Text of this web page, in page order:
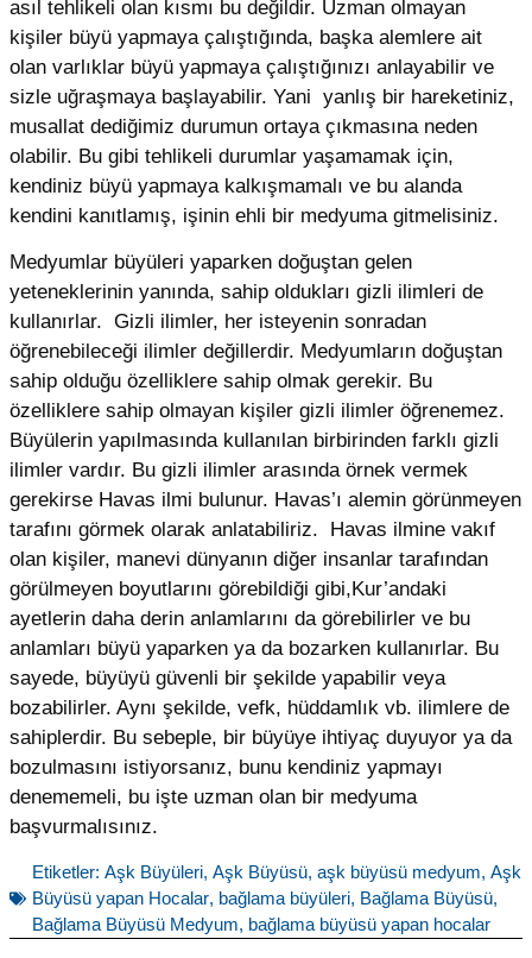
asıl tehlikeli olan kısmı bu değildir. Uzman olmayan
kişiler büyü yapmaya çalıştığında, başka alemlere ait
olan varlıklar büyü yapmaya çalıştığınızı anlayabilir ve
sizle uğraşmaya başlayabilir. Yani yanlış bir hareketiniz,
musallat dediğimiz durumun ortaya çıkmasına neden
olabilir. Bu gibi tehlikeli durumlar yaşamamak için,
kendiniz büyü yapmaya kalkışmamalı ve bu alanda
kendini kanıtlamış, işinin ehli bir medyuma gitmelisiniz.
Medyumlar büyüleri yaparken doğuştan gelen
yeteneklerinin yanında, sahip oldukları gizli ilimleri de
kullanırlar. Gizli ilimler, her isteyenin sonradan
öğrenebileceği ilimler değillerdir. Medyumların doğuştan
sahip olduğu özelliklere sahip olmak gerekir. Bu
özelliklere sahip olmayan kişiler gizli ilimler öğrenemez.
Büyülerin yapılmasında kullanılan birbirinden farklı gizli
ilimler vardır. Bu gizli ilimler arasında örnek vermek
gerekirse Havas ilmi bulunur. Havas’ı alemin görünmeyen
tarafını görmek olarak anlatabiliriz. Havas ilmine vakıf
olan kişiler, manevi dünyanın diğer insanlar tarafından
görülmeyen boyutlarını görebildiği gibi,Kur’andaki
ayetlerin daha derin anlamlarını da görebilirler ve bu
anlamları büyü yaparken ya da bozarken kullanırlar. Bu
sayede, büyüyü güvenli bir şekilde yapabilir veya
bozabilirler. Aynı şekilde, vefk, hüddamlık vb. ilimlere de
sahiplerdir. Bu sebeple, bir büyüye ihtiyaç duyuyor ya da
bozulmasını istiyorsanız, bunu kendiniz yapmayı
denememeli, bu işte uzman olan bir medyuma
başvurmalısınız.
Etiketler: Aşk Büyüleri, Aşk Büyüsü, aşk büyüsü medyum, Aşk
Büyüsü yapan Hocalar, bağlama büyüleri, Bağlama Büyüsü,
Bağlama Büyüsü Medyum, bağlama büyüsü yapan hocalar